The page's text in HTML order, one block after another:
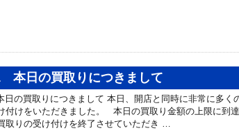
本日の買取りにつきまして
の買取りにつきまして 本日、開店と同時に非常に多く
付けをいただきました。 本日の買取り金額の上限に到
取りの受け付けを終了させていただき …